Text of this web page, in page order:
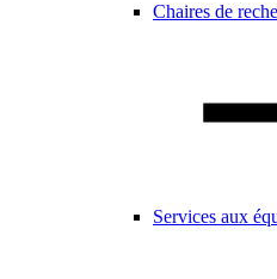
Chaires de
Services aux